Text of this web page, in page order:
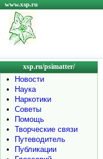
www.xsp.ru
xsp.ru/psimatter/
•
Новости
•
Наука
•
Наркотики
•
Советы
•
Помощь
•
Творческие связи
•
Путеводитель
•
Публикации